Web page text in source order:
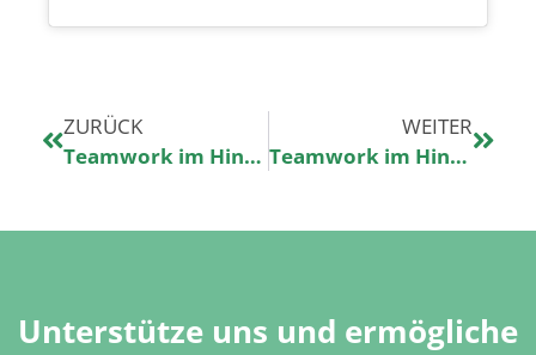
ZURÜCK
Teamwork im Hintergrund: Geschenktütenpacken
WEITER
Teamwork im Hintergrund: Künstlerbooking
Unterstütze uns und ermögliche